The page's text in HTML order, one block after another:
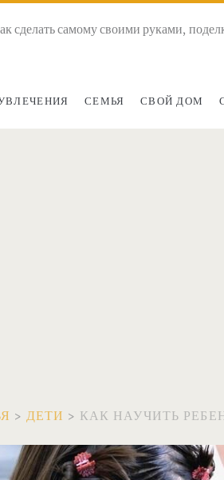
сделать самому своими руками,
СЕМЬЯ СВОЙ ДОМ
> ДЕТИ > КАК НАУЧИТЬ